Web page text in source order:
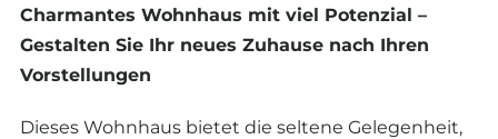
Charmantes Wohnhaus mit viel Potenzial –
Gestalten Sie Ihr neues Zuhause nach Ihren
Vorstellungen
Dieses Wohnhaus bietet die seltene Gelegenheit,